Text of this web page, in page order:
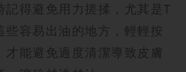
記得避免用力搓揉，尤其是T
些容易出油的地方，輕輕按
才能避免過度清潔導致皮膚